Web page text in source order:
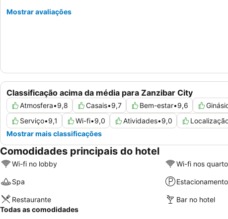
Classificação acima da média para Zanzibar City
Atmosfera•9,8 Casais•9,7 Bem-estar•9,6
Serviço•9,1 Wi-fi•9,0 Atividades•9,0
Mostrar mais classificações
Mostrar avaliações
Comodidades principais do hotel
Wi-fi no lobby Wi-fi nos
Spa Estacionamento
Restaurante Bar no hotel
Todas as comodidades